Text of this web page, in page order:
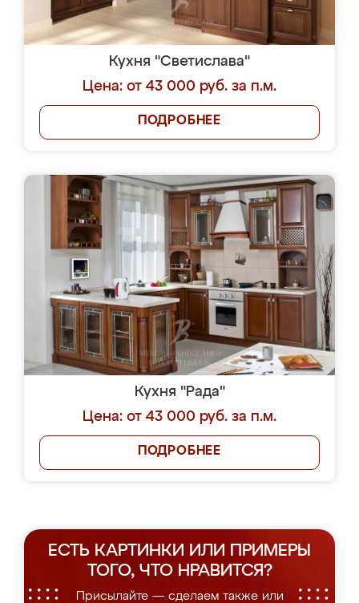
Кухня "Светислава"
Цена: от 43 000 руб. за п.м.
ПОДРОБНЕЕ
Кухня "Рада"
Цена: от 43 000 руб. за п.м.
ПОДРОБНЕЕ
ЕСТЬ КАРТИНКИ ИЛИ ПРИМЕРЫ
ТОГО, ЧТО НРАВИТСЯ?
Присылайте — сделаем также или